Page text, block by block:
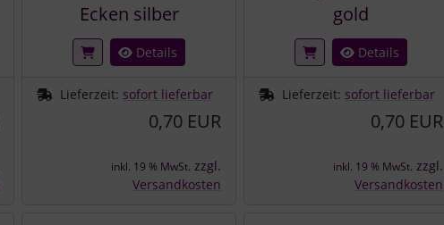
Ecken silber
Details
Lieferzeit: sofort lieferbar
0,70 EUR
inkl. 19 % MwSt. zzgl.
Versandkosten
gold
Details
Lieferzeit: sofort lieferbar
0,70 EUR
inkl. 19 % MwSt. zzgl.
Versandkosten